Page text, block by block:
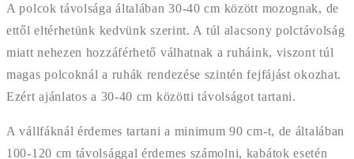
A polcok távolsága általában 30-40 cm között mozognak, de
ettől eltérhetünk kedvünk szerint. A túl alacsony polctávolság
miatt nehezen hozzáférhető válhatnak a ruháink, viszont túl
magas polcoknál a ruhák rendezése szintén fejfájást okozhat.
Ezért ajánlatos a 30-40 cm közötti távolságot tartani.
A vállfáknál érdemes tartani a minimum 90 cm-t, de általában
100-120 cm távolsággal érdemes számolni, kabátok esetén